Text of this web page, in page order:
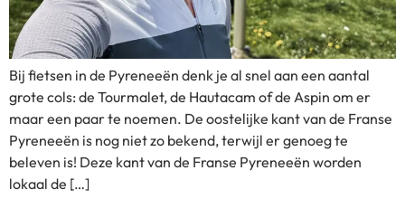
Bij fietsen in de Pyreneeën denk je al snel aan een aantal
grote cols: de Tourmalet, de Hautacam of de Aspin om er
maar een paar te noemen. De oostelijke kant van de Franse
Pyreneeën is nog niet zo bekend, terwijl er genoeg te
beleven is! Deze kant van de Franse Pyreneeën worden
lokaal de […]